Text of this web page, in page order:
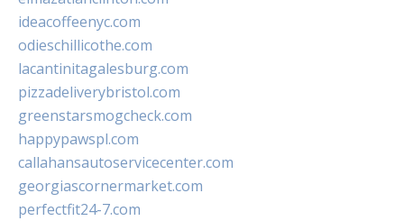
ideacoffeenyc.com
odieschillicothe.com
lacantinitagalesburg.com
pizzadeliverybristol.com
greenstarsmogcheck.com
happypawspl.com
callahansautoservicecenter.com
georgiascornermarket.com
perfectfit24-7.com